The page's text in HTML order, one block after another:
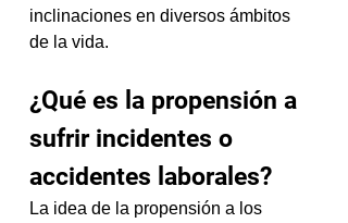
inclinaciones en diversos ámbitos
de la vida.
¿Qué es la propensión a
sufrir incidentes o
accidentes laborales?
La idea de la propensión a los